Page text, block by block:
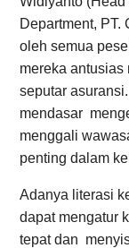
Department,
oleh semua
mereka antusias
seputar
mendasar
menggali
penting dalam
Adanya literasi
dapat mengatur
tepat dan